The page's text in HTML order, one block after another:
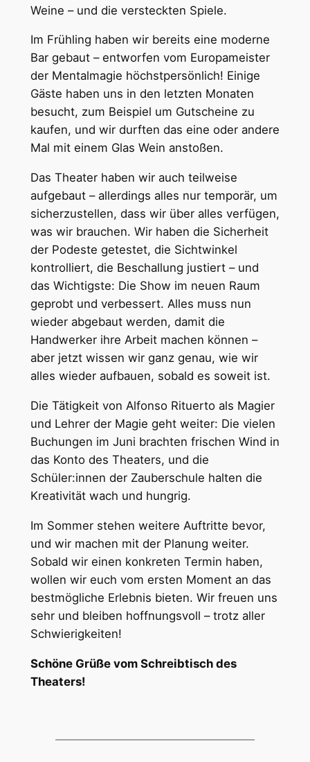
Weine – und die versteckten Spiele.
Im Frühling haben wir bereits eine moderne
Bar gebaut – entworfen vom Europameister
der Mentalmagie höchstpersönlich! Einige
Gäste haben uns in den letzten Monaten
besucht, zum Beispiel um Gutscheine zu
kaufen, und wir durften das eine oder andere
Mal mit einem Glas Wein anstoßen.
Das Theater haben wir auch teilweise
aufgebaut – allerdings alles nur temporär, um
sicherzustellen, dass wir über alles verfügen,
was wir brauchen. Wir haben die Sicherheit
der Podeste getestet, die Sichtwinkel
kontrolliert, die Beschallung justiert – und
das Wichtigste: Die Show im neuen Raum
geprobt und verbessert. Alles muss nun
wieder abgebaut werden, damit die
Handwerker ihre Arbeit machen können –
aber jetzt wissen wir ganz genau, wie wir
alles wieder aufbauen, sobald es soweit ist.
Die Tätigkeit von Alfonso Rituerto als Magier
und Lehrer der Magie geht weiter: Die vielen
Buchungen im Juni brachten frischen Wind in
das Konto des Theaters, und die
Schüler:innen der Zauberschule halten die
Kreativität wach und hungrig.
Im Sommer stehen weitere Auftritte bevor,
und wir machen mit der Planung weiter.
Sobald wir einen konkreten Termin haben,
wollen wir euch vom ersten Moment an das
bestmögliche Erlebnis bieten. Wir freuen uns
sehr und bleiben hoffnungsvoll – trotz aller
Schwierigkeiten!
Schöne Grüße vom Schreibtisch des
Theaters!